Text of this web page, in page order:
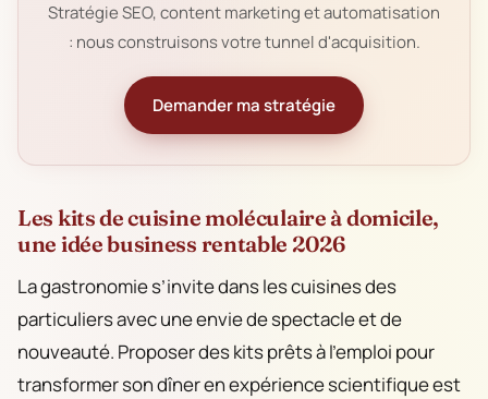
Stratégie SEO, content marketing et automatisation
: nous construisons votre tunnel d'acquisition.
Demander ma stratégie
Les kits de cuisine moléculaire à domicile,
une idée business rentable 2026
La gastronomie s’invite dans les cuisines des
particuliers avec une envie de spectacle et de
nouveauté. Proposer des kits prêts à l’emploi pour
transformer son dîner en expérience scientifique est